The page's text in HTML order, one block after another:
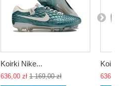
Koirki Nike...
636,00 zł 1 169,00 zł